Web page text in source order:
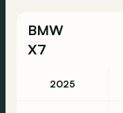
BMW
X7
2025